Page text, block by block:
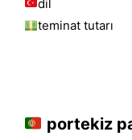
dil
teminat tutarı
portekiz